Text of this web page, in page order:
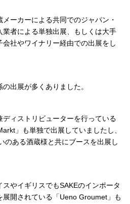
ーカーによる共同でのジャパン・
者による単独出展、もしくは大手
社やワイナリー経由での出展をし
出展が多くありました。
ィストリビューターを行っている
」も単独で出展していましたし、
のある酒蔵様と共にブースを出展し
やイギリスでもSAKEのインポータ
開されている「Ueno Groumet」も